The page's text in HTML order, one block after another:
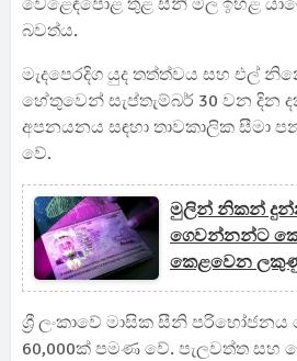
වෙළෙඳපොළ තුළ සීනි මිල ඉහළ
බවත්ය.
මැදපෙරදිග යුද තත්ත්වය සහ එල්
හේතුවෙන් සැප්තැම්බර් 30 වන දින
අපනයනය සඳහා තාවකාලික සීමා
වේ.
මුලින් නිකන්
ගෙවන්නන්ට
කෙළවෙන
පාස්පෝට්
ශ්‍රී ලංකාවේ මාසික සීනි
60,000ක් පමණ වේ. පැලවත්ත සහ